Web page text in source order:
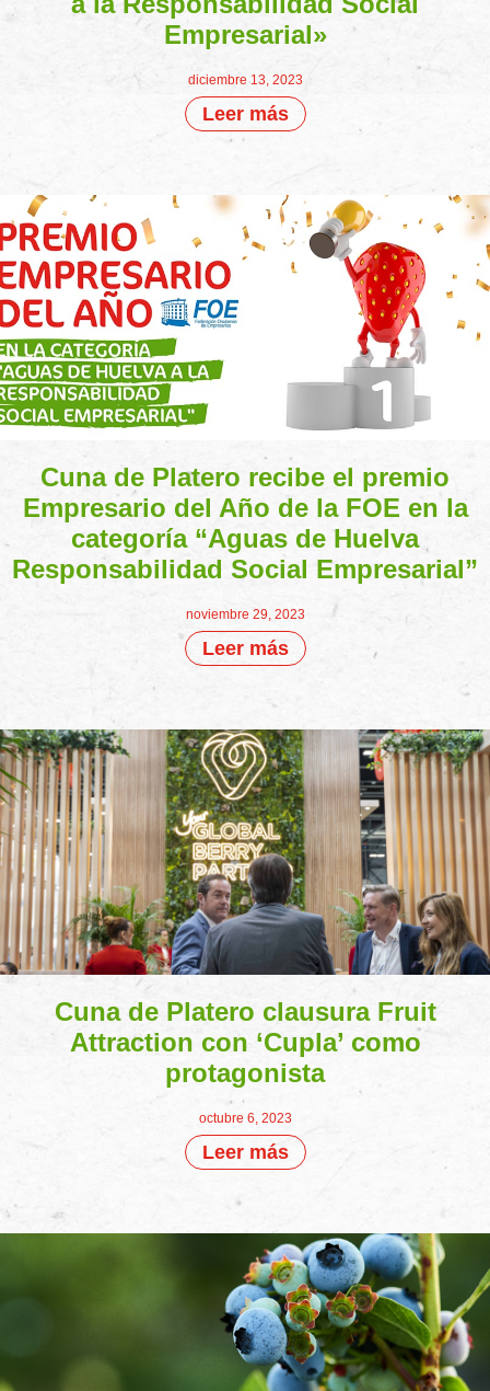
Empresarial»
diciembre 13, 2023
Leer más
Cuna de Platero recibe el premio
Empresario del Año de la FOE en la
categoría “Aguas de Huelva
Responsabilidad Social Empresarial”
noviembre 29, 2023
Leer más
Cuna de Platero clausura Fruit
Attraction con ‘Cupla’ como
protagonista
octubre 6, 2023
Leer más